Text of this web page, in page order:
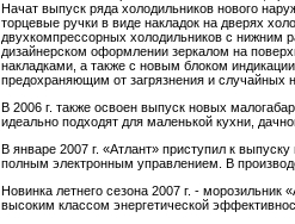
Начат выпуск ряда холодильников нового
торцевые ручки в виде накладок на дверях
двухкомпрессорных холодильников с нижним
дизайнерском оформлении зеркалом на
накладками, а также с новым блоком
предохраняющим от загрязнения и случайных
В 2006 г. также освоен выпуск новых
идеально подходят для маленькой кухни,
В январе 2007 г. «Атлант» приступил к
полным электронным управлением. В
Новинка летнего сезона 2007 г. -
высоким классом энергетической